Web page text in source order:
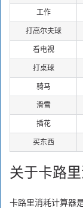
工作
打高尔夫球
看电视
打桌球
骑马
滑雪
插花
买东西
关于卡路
卡路里消耗计算器